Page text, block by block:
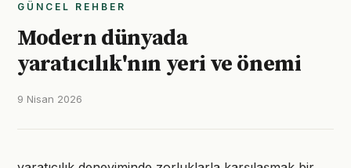
GÜNCEL REHBER
Modern dünyada
yaratıcılık'nın yeri ve önemi
9 Nisan 2026